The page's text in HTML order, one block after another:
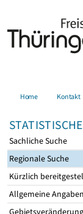
Home Kontakt
Sachliche Suche
Regionale Suche
Kürzlich
Allgemeine